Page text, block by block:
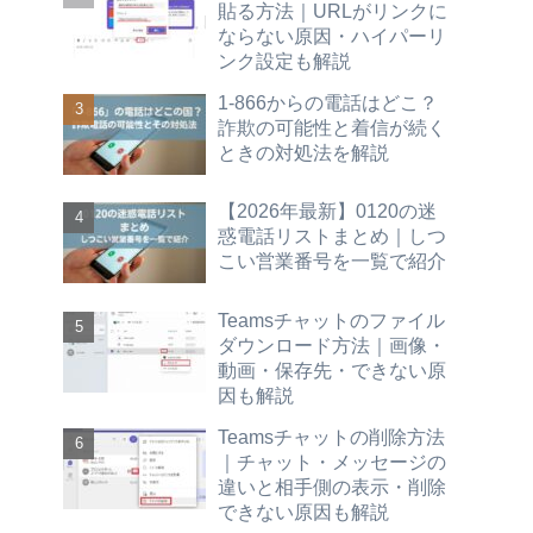
貼る方法｜URLがリンクに
ならない原因・ハイパーリ
ンク設定も解説
1-866からの電話はどこ？
詐欺の可能性と着信が続く
ときの対処法を解説
【2026年最新】0120の迷
惑電話リストまとめ｜しつ
こい営業番号を一覧で紹介
Teamsチャットのファイル
ダウンロード方法｜画像・
動画・保存先・できない原
因も解説
Teamsチャットの削除方法
｜チャット・メッセージの
違いと相手側の表示・削除
できない原因も解説